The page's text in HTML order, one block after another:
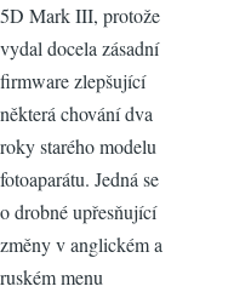
5D Mark III, protože
vydal docela zásadní
firmware zlepšující
některá chování dva
roky starého modelu
fotoaparátu. Jedná se
o drobné upřesňující
změny v anglickém a
ruském menu